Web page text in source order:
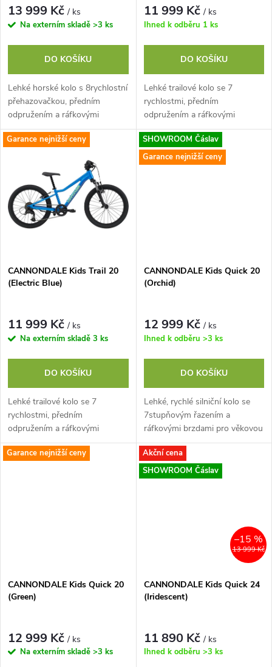
o
u
k
t
ů
r
o
d
u
k
ů
13 999 Kč/ ks
Na externím skladě >3 ks
DO KOŠÍKU
Lehké horské kolo s 8rychlostní
přehazovačkou, předním
odpružením a ráfkovými
brzdami, pro děti ve věku 7–12
let
11 999 Kč/ ks
Ihned k odběru 1 ks
DO KOŠÍKU
Lehké trailové kolo se 7
rychlostmi, předním
odpružením a ráfkovými
brzdami pro věkovou kategorii
5-8 let.
Garance nejnižší ceny
CANNONDALE Kids Trail 20
(Electric Blue)
11 999 Kč/ ks
Na externím skladě 3 ks
DO KOŠÍKU
Lehké trailové kolo se 7
rychlostmi, předním
odpružením a ráfkovými
brzdami pro věkovou kategorii
5-8 let.
SHOWROOM Čáslav
Garance nejnižší ceny
CANNONDALE Kids Quick 20
(Orchid)
12 999 Kč/ ks
Ihned k odběru >3 ks
DO KOŠÍKU
Lehké, rychlé silniční kolo se
7stupňovým řazením a
ráfkovými brzdami pro věkovou
kategorii 5-8 let.
Garance nejnižší ceny
CANNONDALE Kids Quick 20
(Green)
12 999 Kč/ ks
Na externím skladě >3 ks
Akční cena
SHOWROOM Čáslav
13 999 Kč
–15 %
CANNONDALE Kids Quick 24
(Iridescent)
11 890 Kč/ ks
Ihned k odběru >3 ks